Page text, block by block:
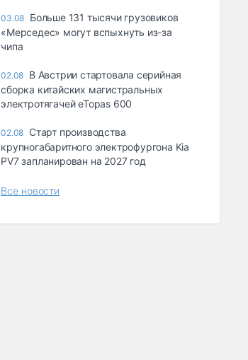
03.08 Больше 131 тысячи грузовиков
«Мерседес» могут вспыхнуть из-за
чипа
02.08 В Австрии стартовала серийная
сборка китайских магистральных
электротягачей eTopas 600
02.08 Старт производства
крупногабаритного электрофургона Kia
PV7 запланирован на 2027 год
Все новости